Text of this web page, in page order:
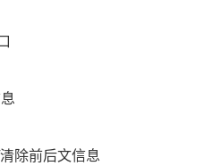
除前后文信息